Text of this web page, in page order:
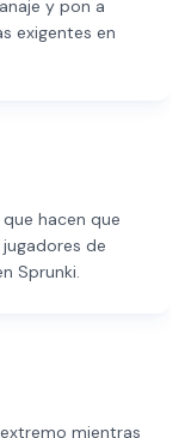
y pon a
exigentes en
hacen que
de
Sprunki.
mientras